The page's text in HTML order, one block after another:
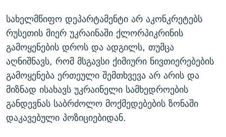
სახელმწიფო დეპარტამენტი არ აკონკრეტებს
რუსეთის მიერ უკრაინაში ქლორპიკრინის
გამოყენების დროს და ადგილს, თუმცა
აღნიშნავს, რომ მსგავსი ქიმიური ნივთიერებების
გამოყენება ერთეული შემთხვევა არ არის და
მიზნად ისახავს უკრაინელი სამხედროების
განდევნას საბრძოლო მოქმედებების ზონაში
დაკავებული პოზიციებიდან.